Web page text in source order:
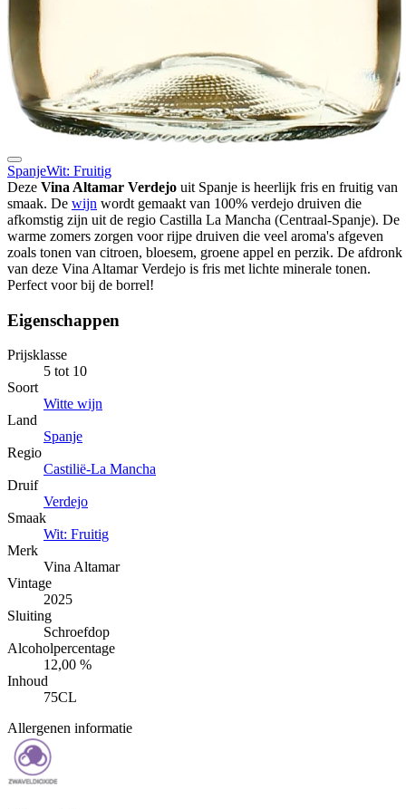
SpanjeWit: Fruitig
Deze Vina Altamar Verdejo uit Spanje is heerlijk fris en fruitig van
smaak. De wijn wordt gemaakt van 100% verdejo druiven die
afkomstig zijn uit de regio Castilla La Mancha (Centraal-Spanje). De
warme zomers zorgen voor rijpe druiven die veel aroma's afgeven
zoals tonen van citroen, bloesem, groene appel en perzik. De afdronk
van deze Vina Altamar Verdejo is fris met lichte minerale tonen.
Perfect voor bij de borrel!
Eigenschappen
Prijsklasse
5 tot 10
Soort
Witte wijn
Land
Spanje
Regio
Castilië-La Mancha
Druif
Verdejo
Smaak
Wit: Fruitig
Merk
Vina Altamar
Vintage
2025
Sluiting
Schroefdop
Alcoholpercentage
12,00 %
Inhoud
75CL
Allergenen informatie